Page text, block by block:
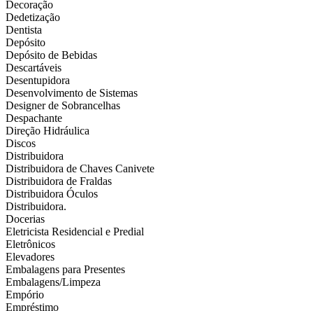
Decoração
Dedetização
Dentista
Depósito
Depósito de Bebidas
Descartáveis
Desentupidora
Desenvolvimento de Sistemas
Designer de Sobrancelhas
Despachante
Direção Hidráulica
Discos
Distribuidora
Distribuidora de Chaves Canivete
Distribuidora de Fraldas
Distribuidora Óculos
Distribuidora.
Docerias
Eletricista Residencial e Predial
Eletrônicos
Elevadores
Embalagens para Presentes
Embalagens/Limpeza
Empório
Empréstimo